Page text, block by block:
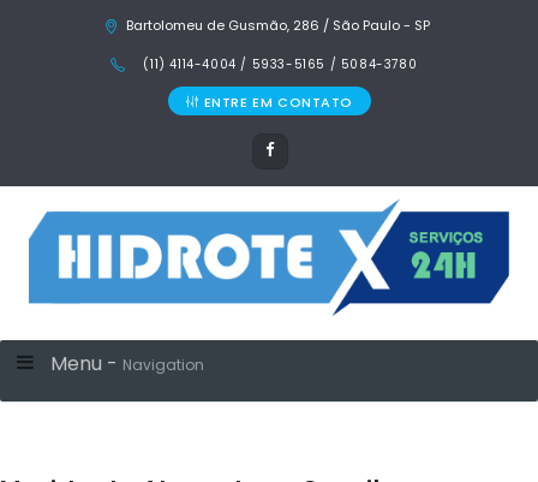
Bartolomeu de Gusmão, 286 / São Paulo - SP
(11) 4114-4004 / 5933-5165 / 5084-3780
ENTRE EM CONTATO
Menu - Navigation